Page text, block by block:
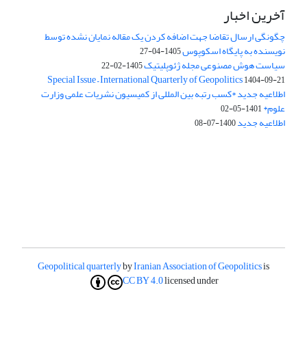
آخرین اخبار
چگونگی ارسال تقاضا جهت اضافه کردن یک مقاله نمایان نشده توسط
نویسنده به پایگاه اسکوپوس1405-04-27
سیاست هوش مصنوعی مجله ژئوپلیتیک1405-02-22
Special Issue – International Quarterly of Geopolitics1404-09-21
اطلاعیه جدید *کسب رتبه بین المللی از کمیسیون نشریات علمی وزارت
علوم*1401-05-02
اطلاعیه جدید1400-07-08
Geopolitical quarterlybyIranian Association of Geopoliticsis
licensed under
CC BY 4.0